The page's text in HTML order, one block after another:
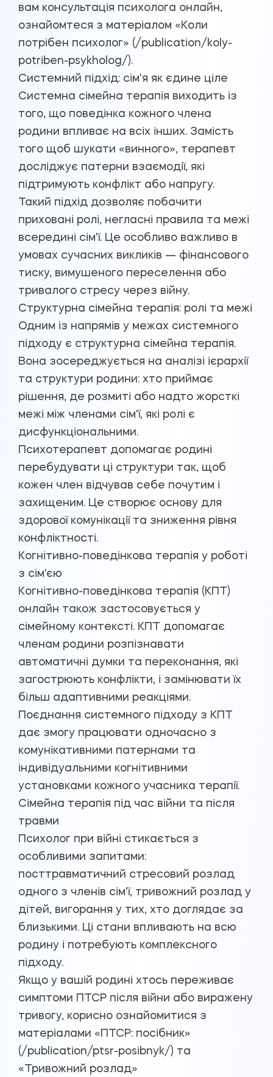
вам консультація психолога онлайн,
ознайомтеся з матеріалом «Коли
потрібен психолог» (/publication/koly-
potriben-psykholog/).
Системний підхід: сім'я як єдине ціле
Системна сімейна терапія виходить із
того, що поведінка кожного члена
родини впливає на всіх інших. Замість
того щоб шукати «винного», терапевт
досліджує патерни взаємодії, які
підтримують конфлікт або напругу.
Такий підхід дозволяє побачити
приховані ролі, негласні правила та межі
всередині сім'ї. Це особливо важливо в
умовах сучасних викликів — фінансового
тиску, вимушеного переселення або
тривалого стресу через війну.
Структурна сімейна терапія: ролі та межі
Одним із напрямів у межах системного
підходу є структурна сімейна терапія.
Вона зосереджується на аналізі ієрархії
та структури родини: хто приймає
рішення, де розмиті або надто жорсткі
межі між членами сім'ї, які ролі є
дисфункціональними.
Психотерапевт допомагає родині
перебудувати ці структури так, щоб
кожен член відчував себе почутим і
захищеним. Це створює основу для
здорової комунікації та зниження рівня
конфліктності.
Когнітивно-поведінкова терапія у роботі
з сім'єю
Когнітивно-поведінкова терапія (КПТ)
онлайн також застосовується у
сімейному контексті. КПТ допомагає
членам родини розпізнавати
автоматичні думки та переконання, які
загострюють конфлікти, і замінювати їх
більш адаптивними реакціями.
Поєднання системного підходу з КПТ
дає змогу працювати одночасно з
комунікативними патернами та
індивідуальними когнітивними
установками кожного учасника терапії.
Сімейна терапія під час війни та після
травми
Психолог при війні стикається з
особливими запитами:
посттравматичний стресовий розлад
одного з членів сім'ї, тривожний розлад у
дітей, вигорання у тих, хто доглядає за
близькими. Ці стани впливають на всю
родину і потребують комплексного
підходу.
Якщо у вашій родині хтось переживає
симптоми ПТСР після війни або виражену
тривогу, корисно ознайомитися з
матеріалами «ПТСР: посібник»
(/publication/ptsr-posibnyk/) та
«Тривожний розлад»